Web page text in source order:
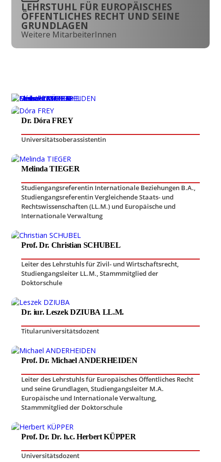
LEHRSTUHL FÜR EUROPÄISCHES
ÖFFENTLICHES RECHT UND SEINE
GRUNDLAGEN
Weitere MitarbeiterInnen
Dr. Dóra FREY
Universitätsoberassistentin
Melinda TIEGER
Studiengangsreferentin Internationale Beziehungen B.A.,
Studiengangsreferentin Vergleichende Staats- und
Rechtswissenschaften (LL.M.) und Europäische und
Internationale Verwaltung
Prof. Dr. Christian SCHUBEL
Leiter des Lehrstuhls für Zivil- und Wirtschaftsrecht,
Studiengangsleiter LL.M.,Stammmitglied der
Doktorschule
Dr. iur. Leszek DZIUBA LL.M.
Titularuniversitätsdozent
Prof. Dr. Michael ANDERHEIDEN
Leiter des Lehrstuhls für Europäisches Öffentliches Recht
und seine Grundlagen,Studiengangsleiter M.A.
Europäische und Internationale Verwaltung,
Stammmitglied der Doktorschule
Prof. Dr. Dr. h.c. Herbert KÜPPER
Universitätsdozent